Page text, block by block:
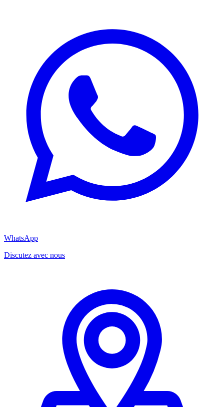
WhatsApp
Discutez avec nous